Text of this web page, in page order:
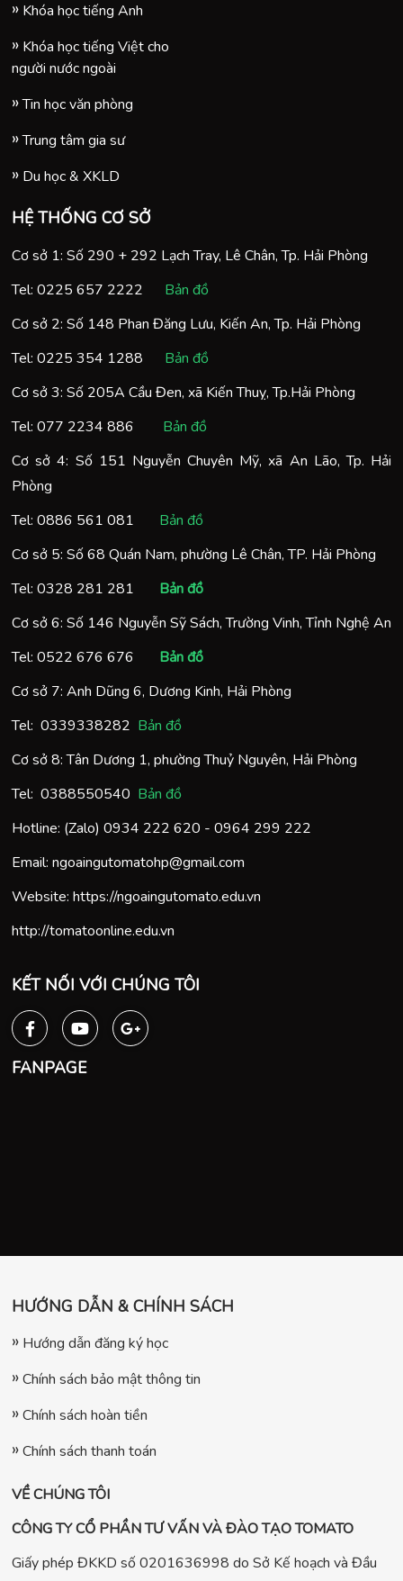
Khóa học tiếng Anh
Khóa học tiếng Việt cho
người nước ngoài
Tin học văn phòng
Trung tâm gia sư
Du học & XKLD
HỆ THỐNG CƠ SỞ
Cơ sở 1: Số 290 + 292 Lạch Tray, Lê Chân, Tp. Hải Phòng
Tel: 0225 657 2222
Bản đồ
Cơ sở 2: Số 148 Phan Đăng Lưu, Kiến An, Tp. Hải Phòng
Tel: 0225 354 1288
Bản đồ
Cơ sở 3: Số 205A Cầu Đen, xã Kiến Thuỵ, Tp.Hải Phòng
Tel: 077 2234 886
Bản đồ
Cơ sở 4: Số 151 Nguyễn Chuyên Mỹ, xã An Lão, Tp. Hải
Phòng
Tel: 0886 561 081
Bản đồ
Cơ sở 5: Số 68 Quán Nam, phường Lê Chân, TP. Hải Phòng
Tel: 0328 281 281
Bản đồ
Cơ sở 6: Số 146 Nguyễn Sỹ Sách, Trường Vinh, Tỉnh Nghệ An
Tel: 0522 676 676
Bản đồ
Cơ sở 7: Anh Dũng 6, Dương Kinh, Hải Phòng
Tel: 0339338282 Bản đồ
Cơ sở 8: Tân Dương 1, phường Thuỷ Nguyên, Hải Phòng
Tel: 0388550540 Bản đồ
Hotline: (Zalo) 0934 222 620 - 0964 299 222
Email: ngoaingutomatohp@gmail.com
Website: https://ngoaingutomato.edu.vn
http://tomatoonline.edu.vn
KẾT NỐI VỚI CHÚNG TÔI
FANPAGE
HƯỚNG DẪN & CHÍNH SÁCH
Hướng dẫn đăng ký học
Chính sách bảo mật thông tin
Chính sách hoàn tiền
Chính sách thanh toán
VỀ CHÚNG TÔI
CÔNG TY CỔ PHẦN TƯ VẤN VÀ ĐÀO TẠO TOMATO
Giấy phép ĐKKD số 0201636998 do Sở Kế hoạch và Đầu